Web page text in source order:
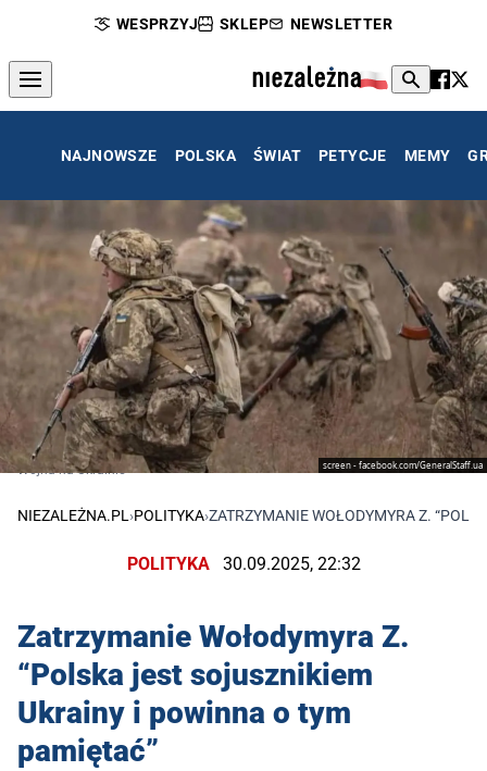
WESPRZYJ SKLEP NEWSLETTER
NAJNOWSZE POLSKA ŚWIAT PETYCJE MEMY
screen - facebook.com/GeneralStaff.ua
Wojna na Ukrainie
NIEZALEŻNA.PL ›POLITYKA›ZATRZYMANIE WOŁODYMYRA Z.
POLITYKA 30.09.2025, 22:32
Zatrzymanie Wołodymyra Z.
“Polska jest sojusznikiem
Ukrainy i powinna o tym
pamiętać”